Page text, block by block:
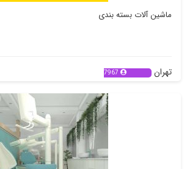
ماشین آلات بسته بندی
تهران 7967